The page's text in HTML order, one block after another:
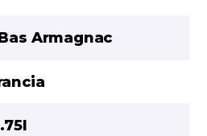
Armagnac